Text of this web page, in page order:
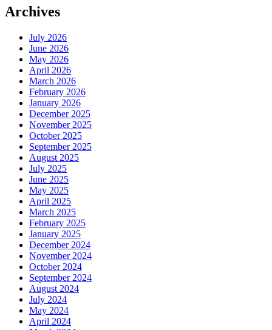
Archives
July 2026
June 2026
May 2026
April 2026
March 2026
February 2026
January 2026
December 2025
November 2025
October 2025
September 2025
August 2025
July 2025
June 2025
May 2025
April 2025
March 2025
February 2025
January 2025
December 2024
November 2024
October 2024
September 2024
August 2024
July 2024
May 2024
April 2024